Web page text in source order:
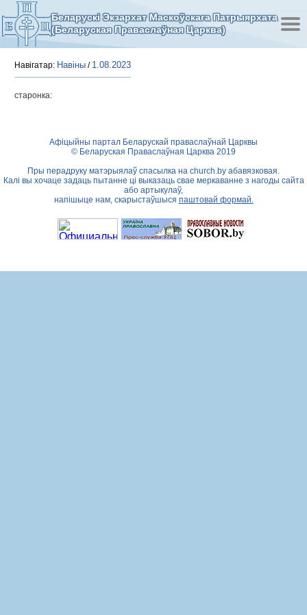
Беларускі Экзархат Маскоўскага Патрыярхата
(Беларуская Праваслаўная Царква)
Навігатар: Навіны / 1.08.2023
старонка:
Афіцыйны партал Беларускай праваслаўнай Царквы
© Беларуская Праваслаўная Царква 2019
Пры перадруку матэрыялаў спасылка на church.by абавязковая.
Калі вы хочаце задаць пытанне ці выказаць свае меркаванне з нагоды сайта
або артыкулаў,
напішыце нам, скарыстаўшыся паштовай формай.